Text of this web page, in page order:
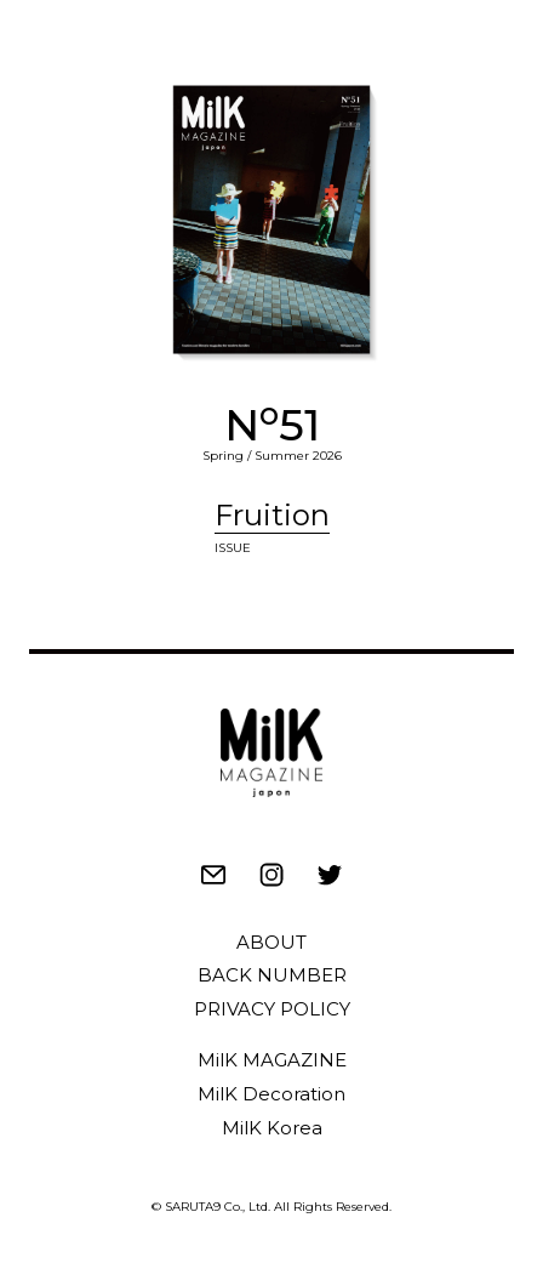
No51
Spring / Summer 2026
Fruition
ISSUE
ABOUT
BACK NUMBER
PRIVACY POLICY
MilK MAGAZINE
MilK Decoration
MilK Korea
© SARUTA9 Co., Ltd. All Rights Reserved.